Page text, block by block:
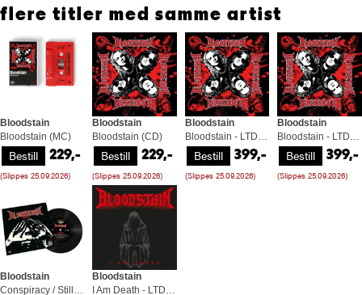
flere titler med samme artist
Bestill
Bloodstain
Bloodstain (MC)
(Slippes 25.09.2026)
229,- Bestill
Bloodstain
Bloodstain (CD)
(Slippes 25.09.2026)
229,- Bestill
Bloodstain
Bloodstain - LTD (LP)
(Slippes 25.09.2026)
399,- Bestill
Bloodstain
Bloodstain - LTD (LP)
(Slippes 25.09.2026)
399,-
Bloodstain
Bloodstain